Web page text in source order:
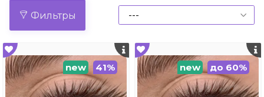
Фильтры
new 41% new до 60%